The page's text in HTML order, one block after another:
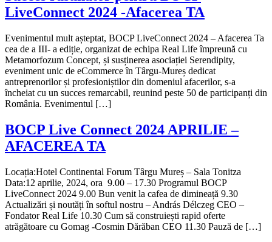
LiveConnect 2024 -Afacerea TA
Evenimentul mult așteptat, BOCP LiveConnect 2024 – Afacerea Ta
cea de a III- a ediție, organizat de echipa Real Life împreună cu
Metamorfozum Concept, și susținerea asociației Serendipity,
eveniment unic de eCommerce în Târgu-Mureș dedicat
antreprenorilor și profesioniștilor din domeniul afacerilor, s-a
încheiat cu un succes remarcabil, reunind peste 50 de participanți din
România. Evenimentul […]
BOCP Live Connect 2024 APRILIE –
AFACEREA TA
Locația:Hotel Continental Forum Târgu Mureș – Sala Tonitza
Data:12 aprilie, 2024, ora 9.00 – 17.30 Programul BOCP
LiveConnect 2024 9.00 Bun venit la cafea de dimineață 9.30
Actualizări și noutăți în softul nostru – András Délczeg CEO –
Fondator Real Life 10.30 Cum să construiești rapid oferte
atrăgătoare cu Gomag -Cosmin Dărăban CEO 11.30 Pauză de […]